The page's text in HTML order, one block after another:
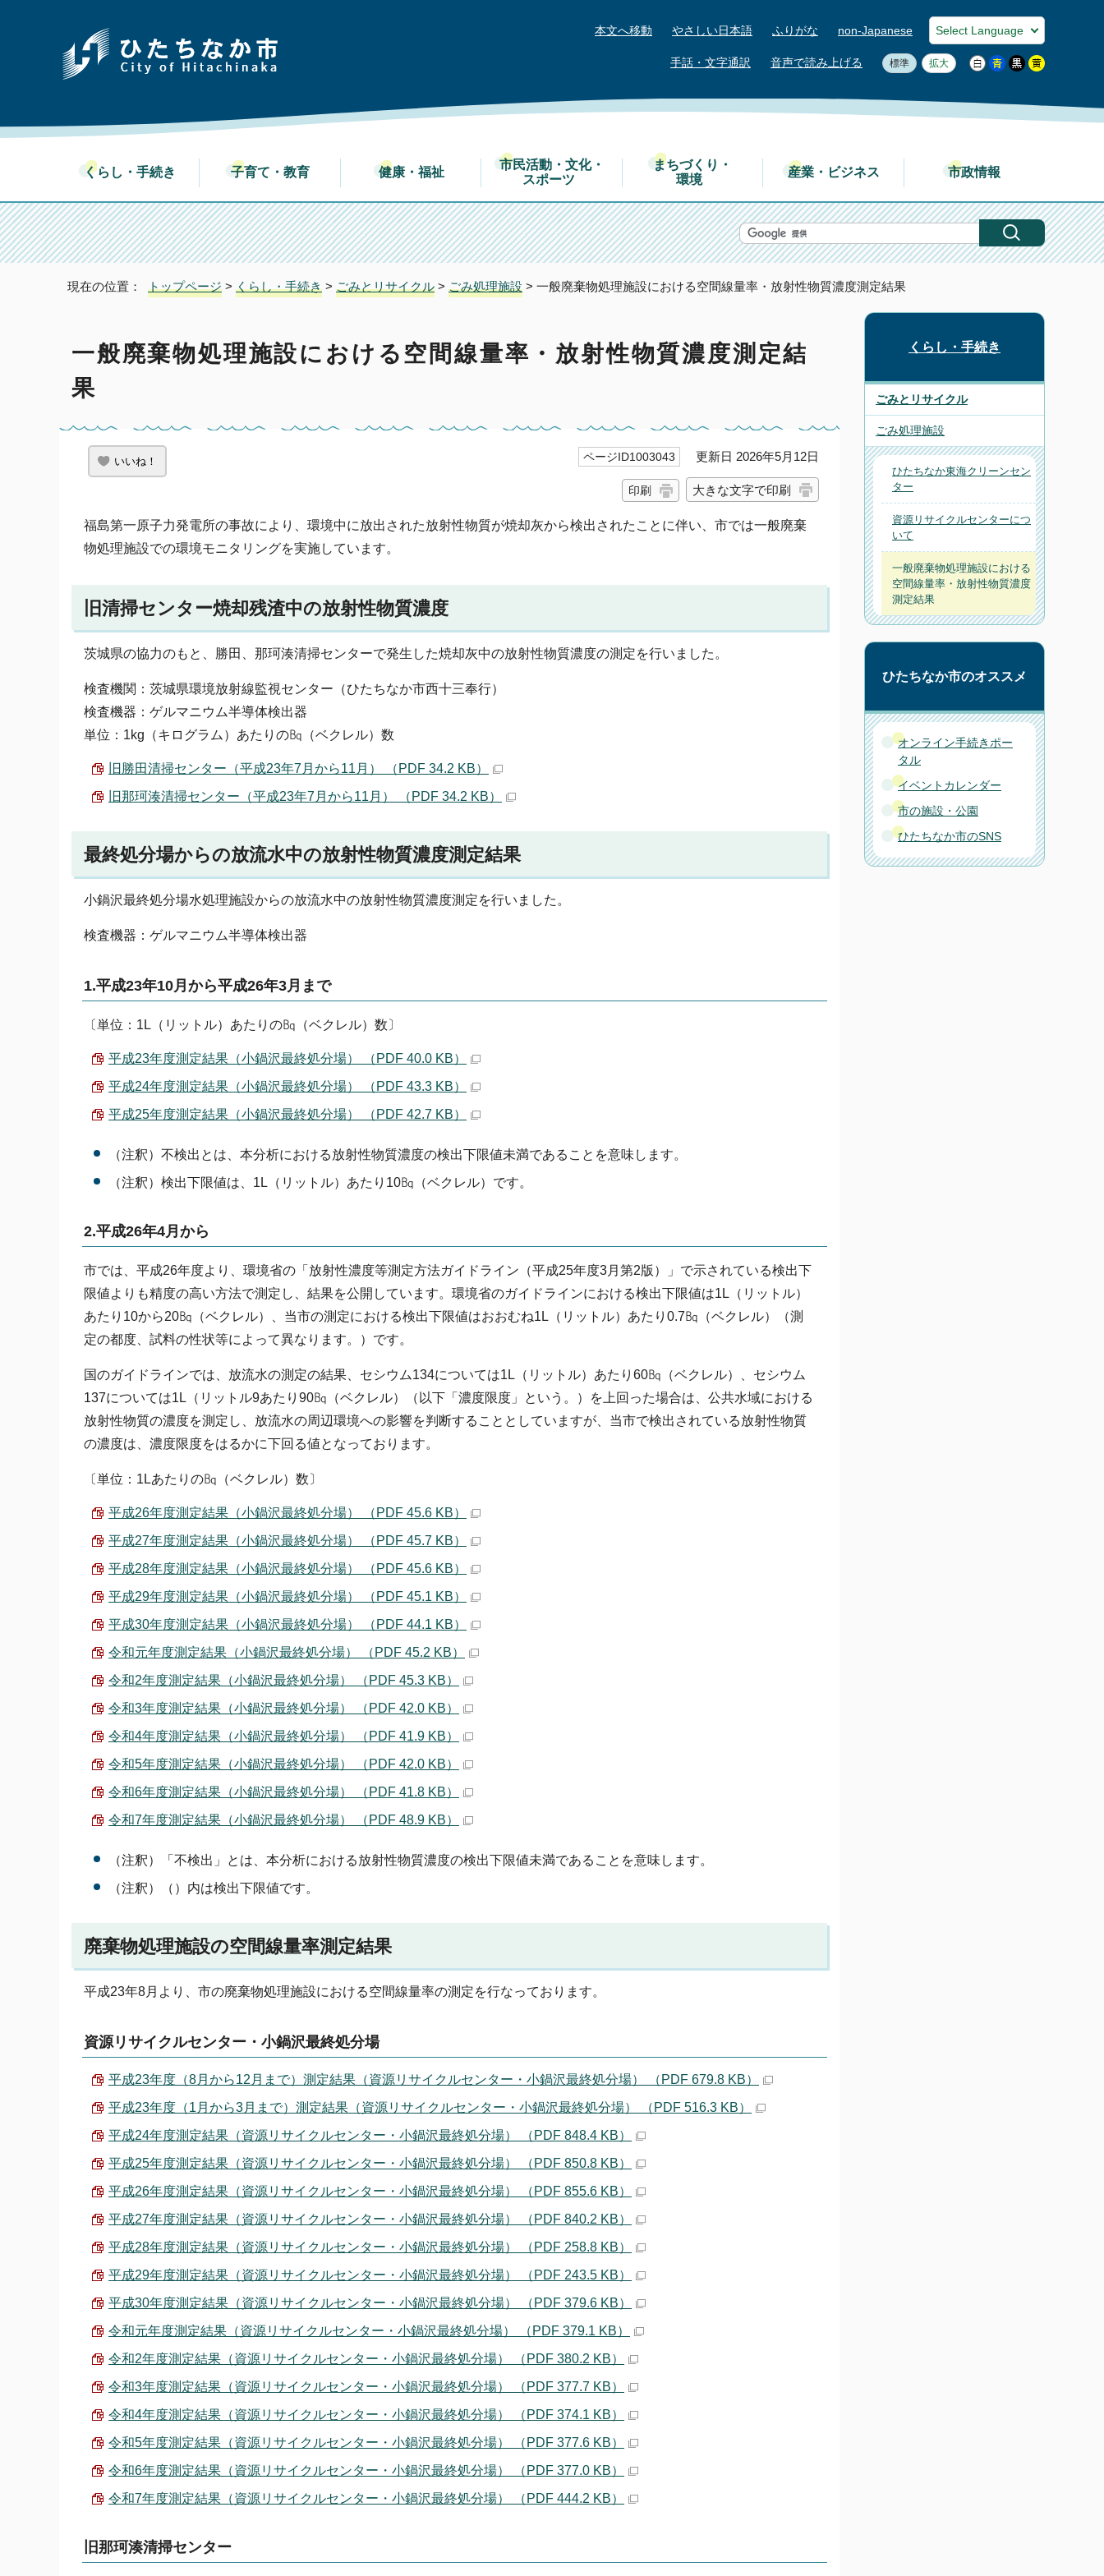
本文へ移動 やさしい日本語 ふりがな non-Japanese
手話・文字通訳 音声で読み上げる 標準 拡大
くらし・手続き 子育て・教育 健康・福祉
市民活動・文化・
スポーツ
まちづくり・
環境
産業・ビジネス 市政情報
現在の位置： トップページ > くらし・手続き > ごみとリサイクル > ごみ処理施設 > 一般廃棄物処理施設における空間線量率・放射性物質濃度測定結果
一般廃棄物処理施設における空間線量率・放射性物質濃度測定結
果
いいね！ ページID1003043 更新日 2026年5月12日
印刷 大きな文字で印刷
福島第一原子力発電所の事故により、環境中に放出された放射性物質が焼却灰から検出されたことに伴い、市では一般廃棄
物処理施設での環境モニタリングを実施しています。
旧清掃センター焼却残渣中の放射性物質濃度
茨城県の協力のもと、勝田、那珂湊清掃センターで発生した焼却灰中の放射性物質濃度の測定を行いました。
検査機関：茨城県環境放射線監視センター（ひたちなか市西十三奉行）
検査機器：ゲルマニウム半導体検出器
単位：1kg（キログラム）あたりの㏃（ベクレル）数
旧勝田清掃センター（平成23年7月から11月） （PDF 34.2 KB）
旧那珂湊清掃センター（平成23年7月から11月） （PDF 34.2 KB）
最終処分場からの放流水中の放射性物質濃度測定結果
小鍋沢最終処分場水処理施設からの放流水中の放射性物質濃度測定を行いました。
検査機器：ゲルマニウム半導体検出器
1.平成23年10月から平成26年3月まで
〔単位：1L（リットル）あたりの㏃（ベクレル）数〕
平成23年度測定結果（小鍋沢最終処分場） （PDF 40.0 KB）
平成24年度測定結果（小鍋沢最終処分場） （PDF 43.3 KB）
平成25年度測定結果（小鍋沢最終処分場） （PDF 42.7 KB）
（注釈）不検出とは、本分析における放射性物質濃度の検出下限値未満であることを意味します。
（注釈）検出下限値は、1L（リットル）あたり10㏃（ベクレル）です。
2.平成26年4月から
市では、平成26年度より、環境省の「放射性濃度等測定方法ガイドライン（平成25年度3月第2版）」で示されている検出下
限値よりも精度の高い方法で測定し、結果を公開しています。環境省のガイドラインにおける検出下限値は1L（リットル）
あたり10から20㏃（ベクレル）、当市の測定における検出下限値はおおむね1L（リットル）あたり0.7㏃（ベクレル）（測
定の都度、試料の性状等によって異なります。）です。
国のガイドラインでは、放流水の測定の結果、セシウム134については1L（リットル）あたり60㏃（ベクレル）、セシウム
137については1L（リットル9あたり90㏃（ベクレル）（以下「濃度限度」という。）を上回った場合は、公共水域における
放射性物質の濃度を測定し、放流水の周辺環境への影響を判断することとしていますが、当市で検出されている放射性物質
の濃度は、濃度限度をはるかに下回る値となっております。
〔単位：1Lあたりの㏃（ベクレル）数〕
平成26年度測定結果（小鍋沢最終処分場） （PDF 45.6 KB）
平成27年度測定結果（小鍋沢最終処分場） （PDF 45.7 KB）
平成28年度測定結果（小鍋沢最終処分場） （PDF 45.6 KB）
平成29年度測定結果（小鍋沢最終処分場） （PDF 45.1 KB）
平成30年度測定結果（小鍋沢最終処分場） （PDF 44.1 KB）
令和元年度測定結果（小鍋沢最終処分場） （PDF 45.2 KB）
令和2年度測定結果（小鍋沢最終処分場） （PDF 45.3 KB）
令和3年度測定結果（小鍋沢最終処分場） （PDF 42.0 KB）
令和4年度測定結果（小鍋沢最終処分場） （PDF 41.9 KB）
令和5年度測定結果（小鍋沢最終処分場） （PDF 42.0 KB）
令和6年度測定結果（小鍋沢最終処分場） （PDF 41.8 KB）
令和7年度測定結果（小鍋沢最終処分場） （PDF 48.9 KB）
（注釈）「不検出」とは、本分析における放射性物質濃度の検出下限値未満であることを意味します。
（注釈）（）内は検出下限値です。
廃棄物処理施設の空間線量率測定結果
平成23年8月より、市の廃棄物処理施設における空間線量率の測定を行なっております。
資源リサイクルセンター・小鍋沢最終処分場
平成23年度（8月から12月まで）測定結果（資源リサイクルセンター・小鍋沢最終処分場） （PDF 679.8 KB）
平成23年度（1月から3月まで）測定結果（資源リサイクルセンター・小鍋沢最終処分場） （PDF 516.3 KB）
平成24年度測定結果（資源リサイクルセンター・小鍋沢最終処分場） （PDF 848.4 KB）
平成25年度測定結果（資源リサイクルセンター・小鍋沢最終処分場） （PDF 850.8 KB）
平成26年度測定結果（資源リサイクルセンター・小鍋沢最終処分場） （PDF 855.6 KB）
平成27年度測定結果（資源リサイクルセンター・小鍋沢最終処分場） （PDF 840.2 KB）
平成28年度測定結果（資源リサイクルセンター・小鍋沢最終処分場） （PDF 258.8 KB）
平成29年度測定結果（資源リサイクルセンター・小鍋沢最終処分場） （PDF 243.5 KB）
平成30年度測定結果（資源リサイクルセンター・小鍋沢最終処分場） （PDF 379.6 KB）
令和元年度測定結果（資源リサイクルセンター・小鍋沢最終処分場） （PDF 379.1 KB）
令和2年度測定結果（資源リサイクルセンター・小鍋沢最終処分場） （PDF 380.2 KB）
令和3年度測定結果（資源リサイクルセンター・小鍋沢最終処分場） （PDF 377.7 KB）
令和4年度測定結果（資源リサイクルセンター・小鍋沢最終処分場） （PDF 374.1 KB）
令和5年度測定結果（資源リサイクルセンター・小鍋沢最終処分場） （PDF 377.6 KB）
令和6年度測定結果（資源リサイクルセンター・小鍋沢最終処分場） （PDF 377.0 KB）
令和7年度測定結果（資源リサイクルセンター・小鍋沢最終処分場） （PDF 444.2 KB）
旧那珂湊清掃センター
くらし・手続き
ごみとリサイクル
ごみ処理施設
ひたちなか東海クリーンセン
ター
資源リサイクルセンターにつ
いて
一般廃棄物処理施設における
空間線量率・放射性物質濃度
測定結果
ひたちなか市のオススメ
オンライン手続きポー
タル
イベントカレンダー
市の施設・公園
ひたちなか市のSNS